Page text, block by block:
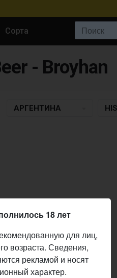
Сорта
- Broyhan
АРГЕНТИНА
18 лет
для лиц,
возраста. Сведения,
рекламой и носят
характер.